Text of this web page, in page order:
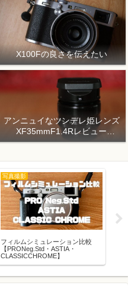
X100Fの良さを伝えたい
アンニュイなツンデレ姫レンズ
XF35mmF1.4Rレビュー
【2026年8月17日（月）まで
写真撮影
フィルムシミュレーション比較
【PRONeg.Std・ASTIA・
CLASSICCHROME】